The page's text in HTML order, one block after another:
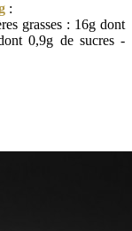
:
grasses : 16g dont
0,9g de sucres -